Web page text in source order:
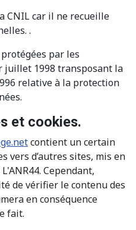
CNIL car il ne recueille
.
par les
juillet 1998 transposant la
relative à la protection
et cookies.
contient un certain
vers d’autres sites, mis en
Cependant,
de vérifier le contenu des
en conséquence
fait.